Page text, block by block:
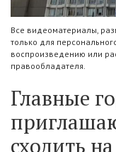
Все видеоматериалы,
только для
воспроизведению или
правообладателя.
Главные
сходить